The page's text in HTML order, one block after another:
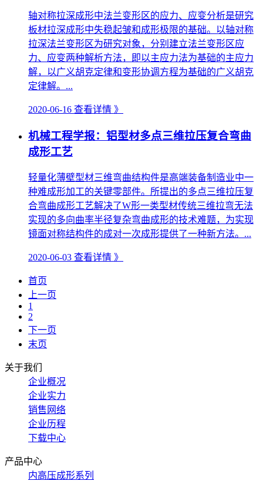
轴对称拉深成形中法兰变形区的应力、应变分析是研究
板材拉深成形中失稳起皱和成形极限的基础。以轴对称
拉深法兰变形区为研究对象，分别建立法兰变形区应
力、应变两种解析方法，即以主应力法为基础的主应力
解，以广义胡克定律和变形协调方程为基础的广义胡克
定律解。...
2020-06-16 查看详情 》
机械工程学报：铝型材多点三维拉压复合弯曲
成形工艺
轻量化薄壁型材三维弯曲结构件是高端装备制造业中一
种难成形加工的关键零部件。所提出的多点三维拉压复
合弯曲成形工艺解决了W形一类型材传统三维拉弯无法
实现的多向曲率半径复杂弯曲成形的技术难题，为实现
镜面对称结构件的成对一次成形提供了一种新方法。...
2020-06-03 查看详情 》
首页
上一页
1
2
下一页
末页
关于我们
企业概况
企业实力
销售网络
企业历程
下载中心
产品中心
内高压成形系列